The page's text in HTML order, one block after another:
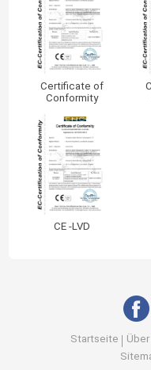
Certificate of
Conformity
CE -LVD
Startseite Über